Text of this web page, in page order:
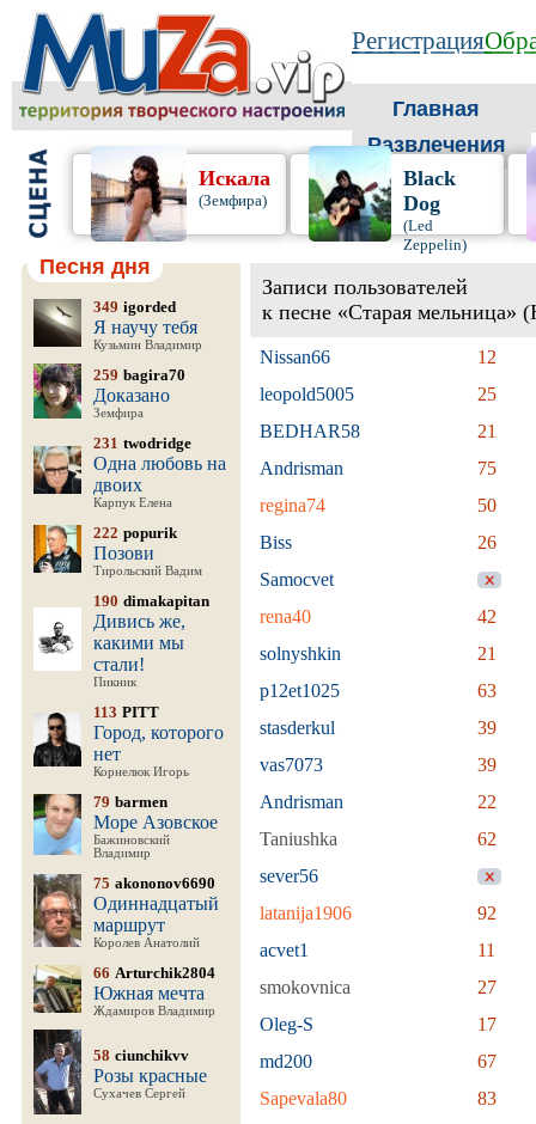
Регистрация
Главная
Развлечения
Искала
(Земфира)
Black
Dog
(Led
Zeppelin)
Песня дня
349 igorded
Я научу тебя
Кузьмин Владимир
259 bagira70
Доказано
Земфира
231 twodridge
Одна любовь на
двоих
Карпук Елена
222 popurik
Позови
Тирольский Вадим
190 dimakapitan
Дивись же,
какими мы
стали!
Пикник
113 PITT
Город, которого
нет
Корнелюк Игорь
79 barmen
Море Азовское
Бажиновский
Владимир
75 akononov6690
Одиннадцатый
маршрут
Королев Анатолий
66 Arturchik2804
Южная мечта
Ждамиров Владимир
58 ciunchikvv
Розы красные
Сухачев Сергей
Записи пользователей
к песне «Старая мельница»
Nissan66
12
leopold5005
25
BEDHAR58
21
Andrisman
75
regina74
50
Biss
26
Samocvet
rena40
42
solnyshkin
21
p12et1025
63
stasderkul
39
vas7073
39
Andrisman
22
Taniushka
62
sever56
latanija1906
92
acvet1
11
smokovnica
27
Oleg-S
17
md200
67
Sapevala80
83